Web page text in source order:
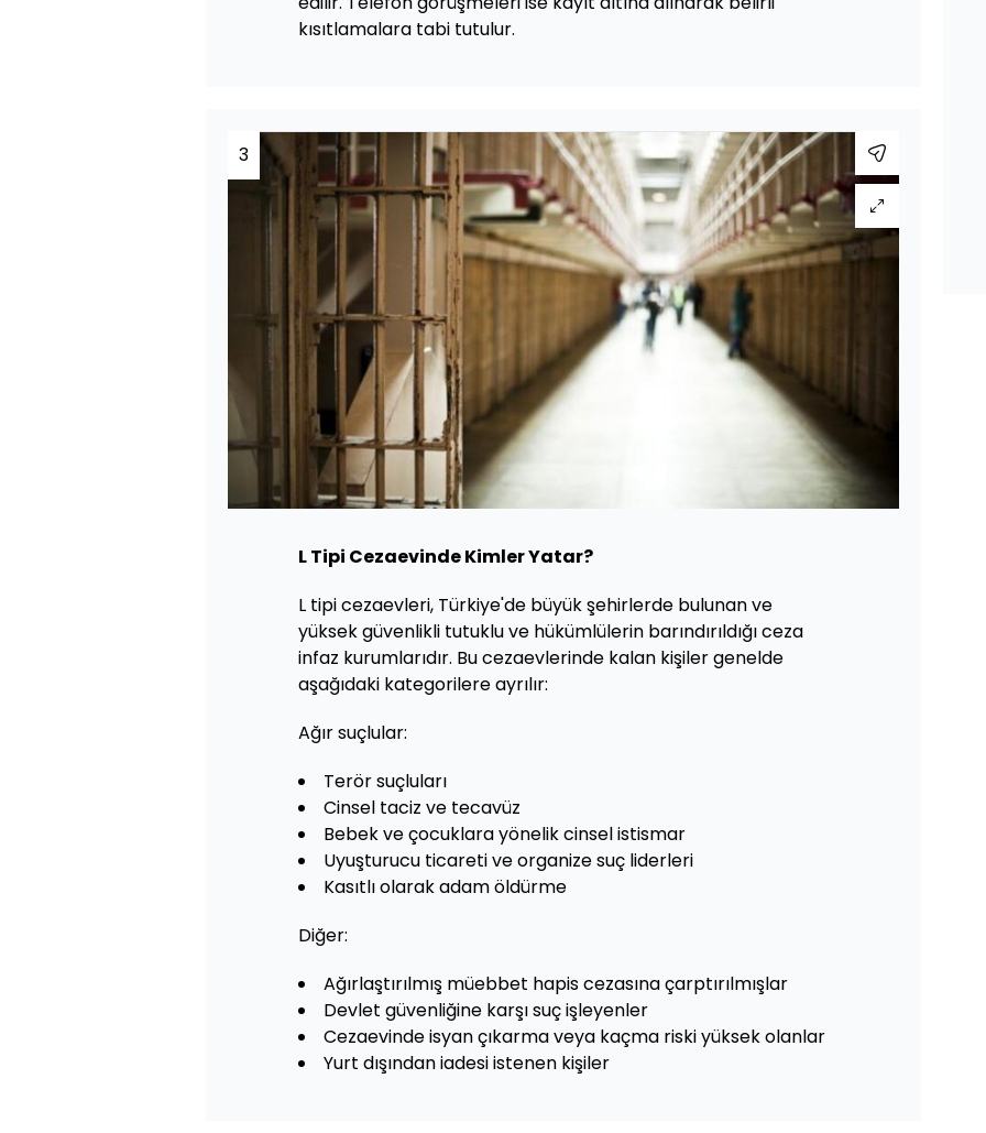
kısıtlamalara tabi tutulur.
3
L Tipi Cezaevinde Kimler Yatar?
L tipi cezaevleri, Türkiye'de büyük şehirlerde bulunan ve
yüksek güvenlikli tutuklu ve hükümlülerin barındırıldığı ceza
infaz kurumlarıdır. Bu cezaevlerinde kalan kişiler genelde
aşağıdaki kategorilere ayrılır:
Ağır suçlular:
Terör suçluları
Cinsel taciz ve tecavüz
Bebek ve çocuklara yönelik cinsel istismar
Uyuşturucu ticareti ve organize suç liderleri
Kasıtlı olarak adam öldürme
Diğer:
Ağırlaştırılmış müebbet hapis cezasına çarptırılmışlar
Devlet güvenliğine karşı suç işleyenler
Cezaevinde isyan çıkarma veya kaçma riski yüksek olanlar
Yurt dışından iadesi istenen kişiler